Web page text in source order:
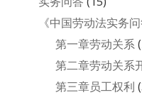
《中国劳动法实务问
第一章劳动关系
第二章劳动关系
第三章员工权利